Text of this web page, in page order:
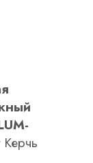
Керчь